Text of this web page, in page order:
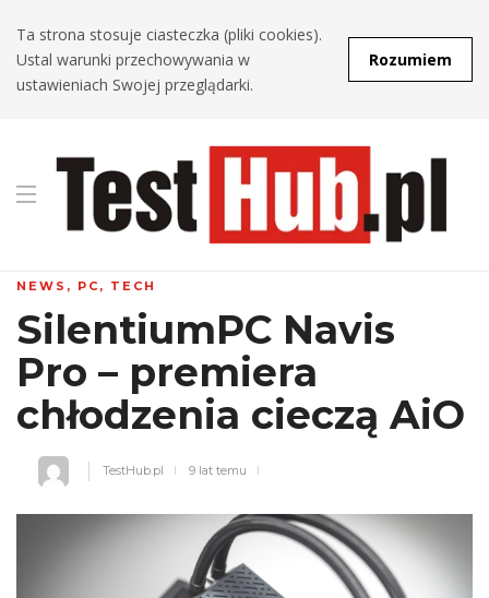
Ta strona stosuje ciasteczka (pliki cookies).
Ustal warunki przechowywania w
ustawieniach Swojej przeglądarki.
Rozumiem
NEWS , PC , TECH
SilentiumPC Navis
Pro – premiera
chłodzenia cieczą AiO
TestHub.pl 9 lat temu